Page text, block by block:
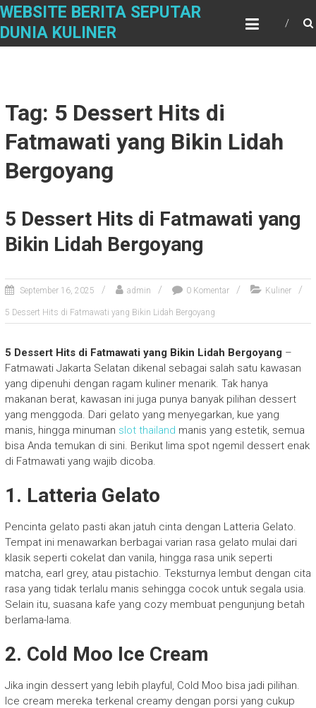
S
i
WEBSITE BERITA SEPUTAR
DUNIA KULINER
Tag: 5 Dessert Hits di
Fatmawati yang Bikin Lidah
Bergoyang
5 Dessert Hits di Fatmawati yang
Bikin Lidah Bergoyang
September 16, 2025 admin 0 Komentar Kuliner
5 Dessert Hits di Fatmawati yang Bikin Lidah Bergoyang
5 Dessert Hits di Fatmawati yang Bikin Lidah Bergoyang –
Fatmawati Jakarta Selatan dikenal sebagai salah satu kawasan
yang dipenuhi dengan ragam kuliner menarik. Tak hanya
makanan berat, kawasan ini juga punya banyak pilihan dessert
yang menggoda. Dari gelato yang menyegarkan, kue yang
manis, hingga minuman slot thailand manis yang estetik, semua
bisa Anda temukan di sini. Berikut lima spot ngemil dessert enak
di Fatmawati yang wajib dicoba.
1. Latteria Gelato
Pencinta gelato pasti akan jatuh cinta dengan Latteria Gelato.
Tempat ini menawarkan berbagai varian rasa gelato mulai dari
klasik seperti cokelat dan vanila, hingga rasa unik seperti
matcha, earl grey, atau pistachio. Teksturnya lembut dengan cita
rasa yang tidak terlalu manis sehingga cocok untuk segala usia.
Selain itu, suasana kafe yang cozy membuat pengunjung betah
berlama-lama.
2. Cold Moo Ice Cream
Jika ingin dessert yang lebih playful, Cold Moo bisa jadi pilihan.
Ice cream mereka terkenal creamy dengan porsi yang cukup